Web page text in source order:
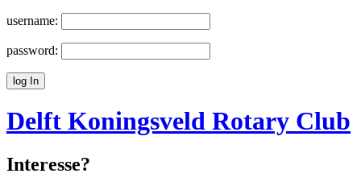
username:
password:
Delft Koningsveld Rotary Club
Interesse?